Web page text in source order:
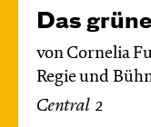
Das
von Cornelia
Regie und
Central 2